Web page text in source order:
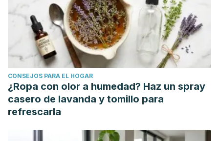
CONSEJOS PARA EL HOGAR
¿Ropa con olor a humedad? Haz un spray
casero de lavanda y tomillo para
refrescarla